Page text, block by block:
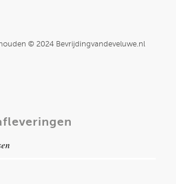
© 2024 Bevrijdingvandeveluwe.nl